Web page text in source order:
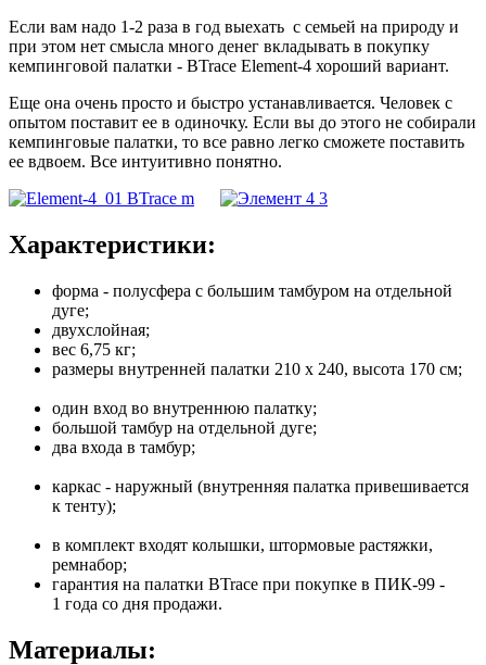
Если вам надо 1-2 раза в год выехать с семьей на природу и
при этом нет смысла много денег вкладывать в покупку
кемпинговой палатки - BTrace Elеment-4 хороший вариант.
Еще она очень просто и быстро устанавливается. Человек с
опытом поставит ее в одиночку. Если вы до этого не собирали
кемпинговые палатки, то все равно легко сможете поставить
ее вдвоем. Все интуитивно понятно.
Характеристики:
форма - полусфера с большим тамбуром на отдельной
дуге;
двухслойная;
вес 6,75 кг;
размеры внутренней палатки 210 х 240, высота 170 см;
один вход во внутреннюю палатку;
большой тамбур на отдельной дуге;
два входа в тамбур;
каркас - наружный (внутренняя палатка привешивается
к тенту);
в комплект входят колышки, штормовые растяжки,
ремнабор;
гарантия на палатки BTrace при покупке в ПИК-99 -
1 года со дня продажи.
Материалы: